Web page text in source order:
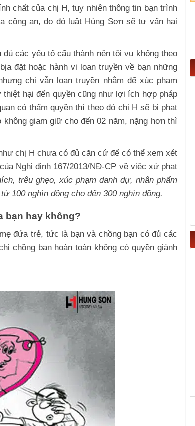
chất của chị H, tuy nhiên thông tin bạn trình
công an, do đó luật Hùng Sơn sẽ tư vấn hai
các yếu tố cấu thành nên tội vu khống theo
đặt hoặc hành vi loan truyền về bạn những
chị vẫn loan truyền nhằm để xúc phạm
thiệt hại đến quyền cũng như lợi ích hợp pháp
có thẩm quyền thì theo đó chị H sẽ bị phạt
giam giữ cho đến 02 năm, nặng hơn thì
chị H chưa có đủ căn cứ để có thể xem xét
Nghị định 167/2013/NĐ-CP về việc xử phạt
trêu ghẹo, xúc phạm danh dự, nhân phẩm
100 nghìn đồng cho đến 300 nghìn đồng.
bạn hay không?
đứa trẻ, tức là bạn và chồng bạn có đủ các
chồng bạn hoàn toàn không có quyền giành